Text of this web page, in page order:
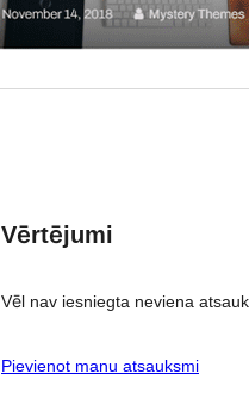
Vērtējumi
Vēl nav iesniegta neviena
Pievienot manu atsauksmi